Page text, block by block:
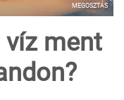
MEGOSZTÁS
víz ment